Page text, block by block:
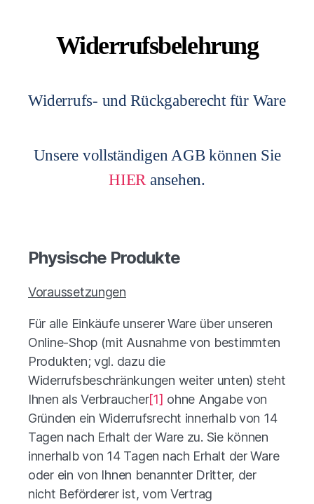
Widerrufsbelehrung
Widerrufs- und Rückgaberecht für Ware
Unsere vollständigen AGB können Sie
HIERansehen.
Physische Produkte
Voraussetzungen
Für alle Einkäufe unserer Ware über unseren
Online-Shop (mit Ausnahme von bestimmten
Produkten; vgl. dazu die
Widerrufsbeschränkungen weiter unten) steht
Ihnen als Verbraucher[1] ohne Angabe von
Gründen ein Widerrufsrecht innerhalb von 14
Tagen nach Erhalt der Ware zu. Sie können
innerhalb von 14 Tagen nach Erhalt der Ware
oder ein von Ihnen benannter Dritter, der
nicht Beförderer ist, vom Vertrag